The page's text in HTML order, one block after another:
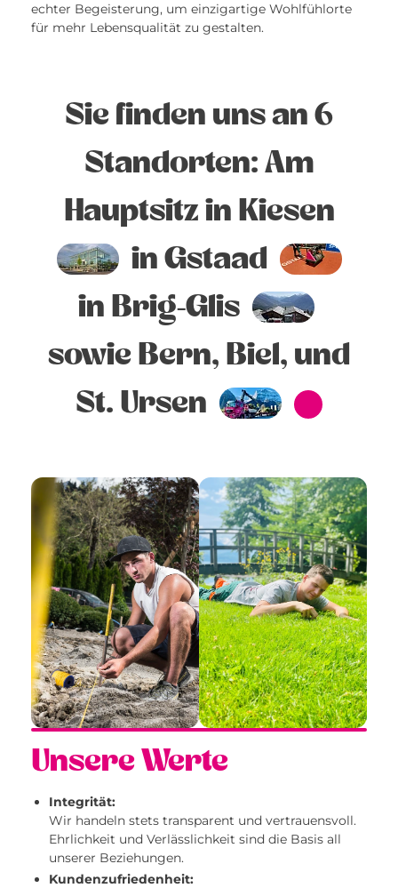
echter Begeisterung, um einzigartige Wohlfühlorte
für mehr Lebensqualität zu gestalten.
Sie finden uns an 6
Standorten: Am
Hauptsitz in Kiesen
in Gstaad
in Brig-Glis
sowie Bern, Biel, und
St. Ursen
Unsere Werte
Integrität:
Wir handeln stets transparent und vertrauensvoll.
Ehrlichkeit und Verlässlichkeit sind die Basis all
unserer Beziehungen.
Kundenzufriedenheit: